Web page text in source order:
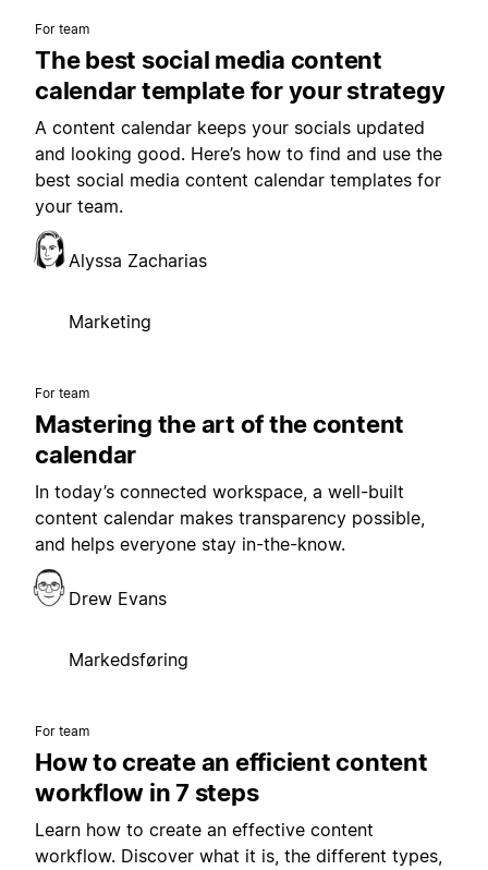
For team
The best social media content
calendar template for your strategy
A content calendar keeps your socials updated
and looking good. Here’s how to find and use the
best social media content calendar templates for
your team.
Alyssa Zacharias
Marketing
For team
Mastering the art of the content
calendar
In today’s connected workspace, a well-built
content calendar makes transparency possible,
and helps everyone stay in-the-know.
Drew Evans
Markedsføring
For team
How to create an efficient content
workflow in 7 steps
Learn how to create an effective content
workflow. Discover what it is, the different types,